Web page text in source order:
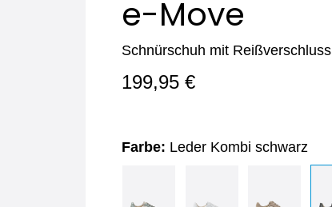
e-Move
Schnürschuh mit Reißverschluss
199,95 €
Farbe: Leder Kombi schwarz